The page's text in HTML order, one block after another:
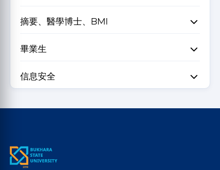
摘要、醫學博士、BMI
畢業生
信息安全